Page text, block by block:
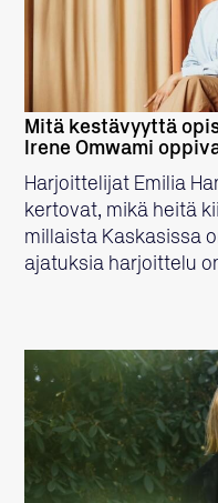
Mitä kestävyyttä
Irene Omwami
Harjoittelijat Emilia
kertovat, mikä heitä
millaista Kaskasissa
ajatuksia harjoittelu